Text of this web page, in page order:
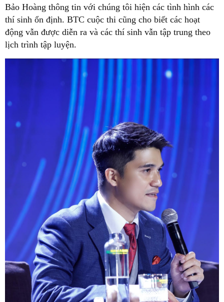
Bảo Hoàng thông tin với chúng tôi hiện các tình hình các
thí sinh ổn định. BTC cuộc thi cũng cho biết các hoạt
động vẫn được diễn ra và các thí sinh vẫn tập trung theo
lịch trình tập luyện.